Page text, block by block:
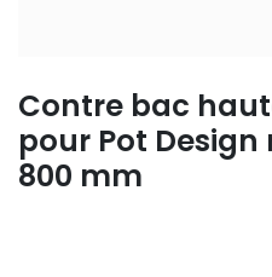
Contre bac
pour Pot
800 mm